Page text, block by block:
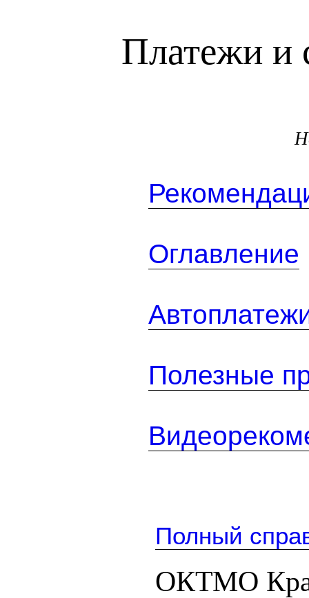
Платежи и
Оглавление
Полезные
Полный
ОКТМО